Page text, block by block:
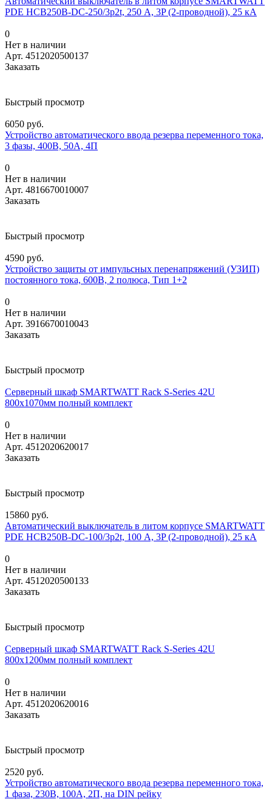
PDE HCB250B-DC-250/3p2t, 250 А, 3P (2-проводной), 25 кА
0
Нет в наличии
Арт. 4512020500137
Заказать
Быстрый просмотр
6050 руб.
Устройство автоматического ввода резерва переменного тока,
3 фазы, 400В, 50А, 4П
0
Нет в наличии
Арт. 4816670010007
Заказать
Быстрый просмотр
4590 руб.
Устройство защиты от импульсных перенапряжений (УЗИП)
постоянного тока, 600В, 2 полюса, Тип 1+2
0
Нет в наличии
Арт. 3916670010043
Заказать
Быстрый просмотр
Серверный шкаф SMARTWATT Rack S-Series 42U
800x1070мм полный комплект
0
Нет в наличии
Арт. 4512020620017
Заказать
Быстрый просмотр
15860 руб.
Автоматический выключатель в литом корпусе SMARTWATT
PDE HCB250B-DC-100/3p2t, 100 А, 3P (2-проводной), 25 кА
0
Нет в наличии
Арт. 4512020500133
Заказать
Быстрый просмотр
Серверный шкаф SMARTWATT Rack S-Series 42U
800x1200мм полный комплект
0
Нет в наличии
Арт. 4512020620016
Заказать
Быстрый просмотр
2520 руб.
Устройство автоматического ввода резерва переменного тока,
1 фаза, 230В, 100А, 2П, на DIN рейку